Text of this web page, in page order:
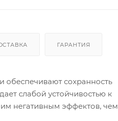
ГАРАНТИЯ
обеспечивают сохранность
слабой устойчивостью к
негативным эффектов, чем